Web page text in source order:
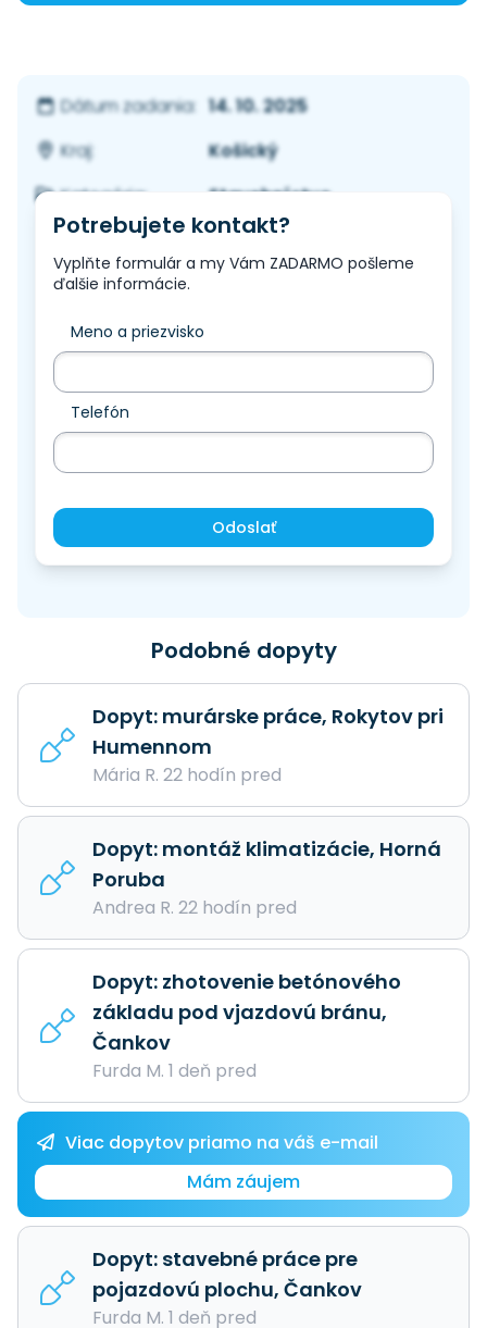
Dátum zadania: 14. 10. 2025
Kraj:
Košický
Kategória:
Stavebníctvo
Potrebujete kontakt?
Vyplňte formulár a my Vám ZADARMO pošleme
ďalšie informácie.
Meno a priezvisko
Telefón
Odoslať
Podobné dopyty
Dopyt: murárske práce, Rokytov pri
Humennom
Mária R. 22 hodín pred
Dopyt: montáž klimatizácie, Horná
Poruba
Andrea R. 22 hodín pred
Dopyt: zhotovenie betónového
základu pod vjazdovú bránu,
Čankov
Furda M. 1 deň pred
Viac dopytov priamo na váš e-mail
Mám záujem
Dopyt: stavebné práce pre
pojazdovú plochu, Čankov
Furda M. 1 deň pred